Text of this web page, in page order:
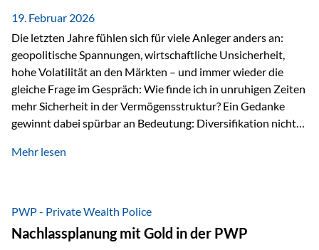
19. Februar 2026
Die letzten Jahre fühlen sich für viele Anleger anders an:
geopolitische Spannungen, wirtschaftliche Unsicherheit,
hohe Volatilität an den Märkten – und immer wieder die
gleiche Frage im Gespräch: Wie finde ich in unruhigen Zeiten
mehr Sicherheit in der Vermögensstruktur? Ein Gedanke
gewinnt dabei spürbar an Bedeutung: Diversifikation nicht
Wer Vermögen ausschließlich in einem Rechtsraum
Liechtenstein eine Rolle spielen: außerhalb der EU, ohne
Euro, mit einem eigenständigen Rechts- und Finanzplatz.
Und genau an dieser Stelle setzt der 3-Zellenschutz an –…
Mehr lesen
PWP - Private Wealth Police
Nachlassplanung mit Gold in der PWP